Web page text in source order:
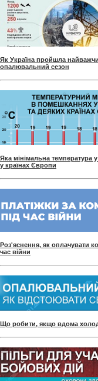
Як Україна пройшла
опалювальний сезон
Яка мінімальна температура
у країнах Європи
Роз'яснення, як оплачувати
час війни
Що робити, якщо вдома